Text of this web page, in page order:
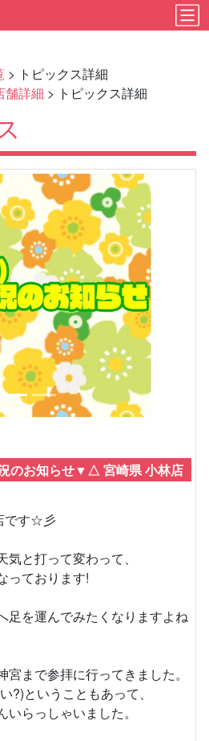
> トピックス詳細
舗詳細 > トピックス詳細
のお知らせ▼△ 宮崎県 小林店
です☆彡
と打って変わって、
っております!
足を運んでみたくなりますよね
まで参拝に行ってきました。
?)ということもあって、
らっしゃいました。